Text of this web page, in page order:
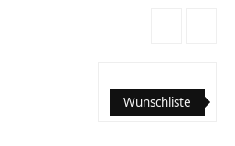
Wunschliste